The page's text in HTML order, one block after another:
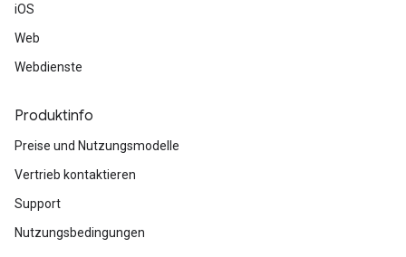
iOS
Web
Webdienste
Produktinfo
Preise und Nutzungsmodelle
Vertrieb kontaktieren
Support
Nutzungsbedingungen